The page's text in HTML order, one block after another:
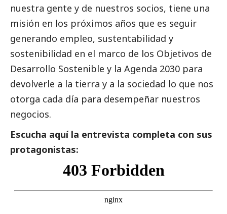
nuestra gente y de nuestros socios, tiene una
misión en los próximos años que es seguir
generando empleo, sustentabilidad y
sostenibilidad en el marco de los Objetivos de
Desarrollo Sostenible y la Agenda 2030 para
devolverle a la tierra y a la sociedad lo que nos
otorga cada día para desempeñar nuestros
negocios.
Escucha aquí la entrevista completa con sus
protagonistas: